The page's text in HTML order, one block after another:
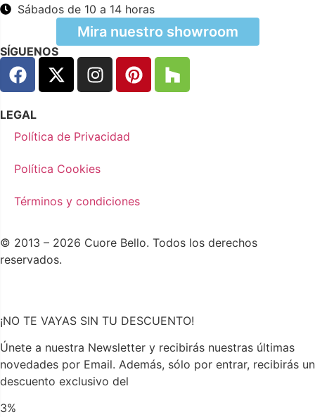
Sábados de 10 a 14 horas
Mira nuestro showroom
SÍGUENOS
LEGAL
Política de Privacidad
Política Cookies
Términos y condiciones
© 2013 – 2026 Cuore Bello. Todos los derechos
reservados.
¡NO TE VAYAS SIN TU DESCUENTO!
Únete a nuestra Newsletter y recibirás nuestras últimas
novedades por Email. Además, sólo por entrar, recibirás un
descuento exclusivo del
3%